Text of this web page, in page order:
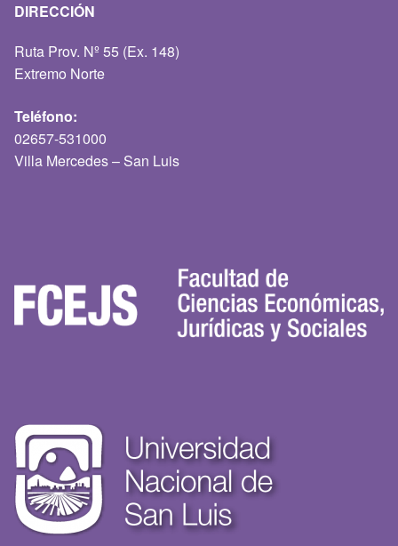
DIRECCIÓN
Ruta Prov. Nº 55 (Ex. 148)
Extremo Norte
Teléfono:
02657-531000
Villa Mercedes – San Luis